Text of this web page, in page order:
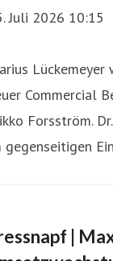
Juli 2026 10:15
Commercial
Forsström.
gegenseitigen
|